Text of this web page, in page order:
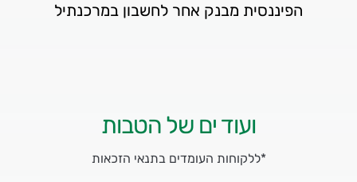
הפיננסית מבנק אחר לחשבון במרכנתיל
ועוד ים של הטבות
*ללקוחות העומדים בתנאי הזכאות